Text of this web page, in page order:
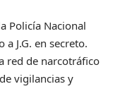
Policía Nacional
J.G. en secreto.
red de narcotráfico
vigilancias y